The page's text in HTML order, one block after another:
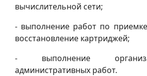
вычислительной сети;
- выполнение работ по
восстановление картриджей;
- выполнение
административных работ.